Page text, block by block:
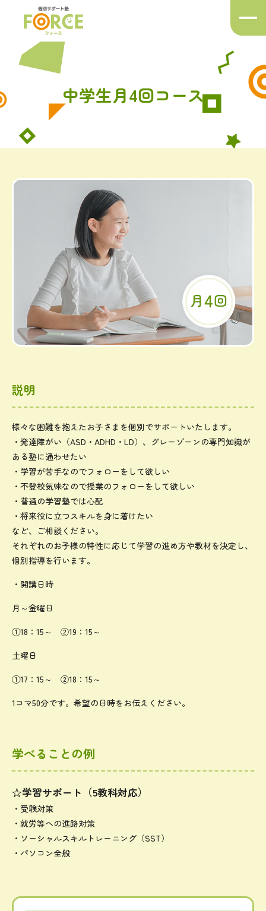
ニ
ボ
タ
ン
中学生月4回コース
説明
様々な困難を抱えたお子さまを個別でサポートいたします。
・発達障がい（ASD・ADHD・LD）、グレーゾーンの専門知識が
ある塾に通わせたい
・学習が苦手なのでフォローをして欲しい
・不登校気味なので授業のフォローをして欲しい
・普通の学習塾では心配
・将来役に立つスキルを身に着けたい
など、ご相談ください。
それぞれのお子様の特性に応じて学習の進め方や教材を決定し、
個別指導を行います。
・開講日時
月～金曜日
①18：15～ ②19：15～
土曜日
①17：15～ ②18：15～
1コマ50分です。希望の日時をお伝えください。
学べることの例
☆学習サポート（5教科対応）
・受験対策
・就労等への進路対策
・ソーシャルスキルトレーニング（SST）
・パソコン全般